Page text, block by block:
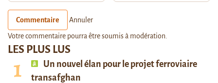
LES PLUS LUS
Un nouvel élan pour le projet ferroviaire
transafghan
Commentaire Annuler
Votre commentaire pourra être soumis à modération.